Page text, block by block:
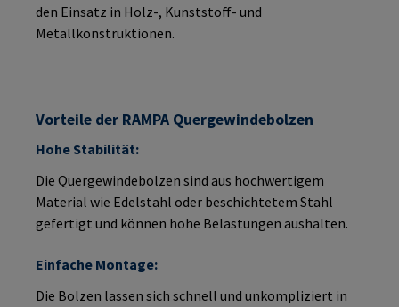
den Einsatz in Holz-, Kunststoff- und
Metallkonstruktionen.
Vorteile der RAMPA Quergewindebolzen
Hohe Stabilität:
Die Quergewindebolzen sind aus hochwertigem
Material wie Edelstahl oder beschichtetem Stahl
gefertigt und können hohe Belastungen aushalten.
Einfache Montage:
Die Bolzen lassen sich schnell und unkompliziert in